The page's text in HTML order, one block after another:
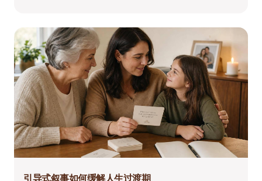
引导式叙事如何缓解人生过渡期